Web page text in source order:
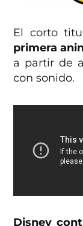
El corto
primera
a partir de
con sonido.
Disney